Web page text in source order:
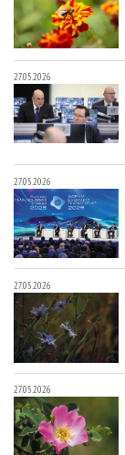
27.05.2026
27.05.2026
27.05.2026
27.05.2026